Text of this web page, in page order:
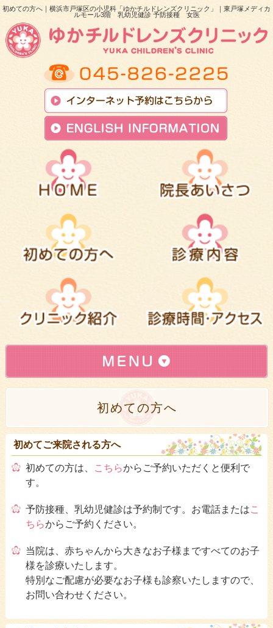
初めての方へ｜横浜市戸塚区の小児科「ゆかチルドレンズクリニック」｜東戸塚メディカ
ルモール3階 乳幼児健診 予防接種 女医
インターネット予約はこちら »
初めて登録されるかたへ(登録方法)
小児科
予防接種
乳幼児健診
母乳相談
アレルギー相談
夜尿症相談
»
初めての方へ
初めてご来院される方へ
初めての方は、 こちらからご予約いただくと便利で
す。
予防接種、乳幼児健診は予約制です。お電話またはこ
ちらからご予約ください。
当院は、赤ちゃんから大きなお子様まですべてのお子
様を診療いたします。
特別なご配慮が必要なお子様も診察いたしますので、
お問い合わせください。